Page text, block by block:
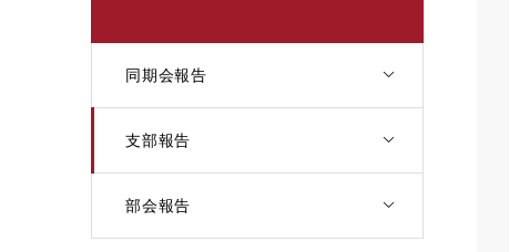
同期会報告
支部報告
部会報告